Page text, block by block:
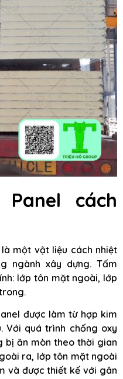
cách
là một vật liệu cách nhiệt
ngành xây dựng. Tấm
lớp tôn mặt ngoài, lớp
được làm từ hợp kim
Với quá trình chống oxy
bị ăn mòn theo thời gian
ra, lớp tôn mặt ngoài
và được thiết kế với gân